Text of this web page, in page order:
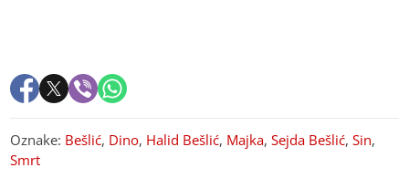
Oznake: Bešlić, Dino, Halid Bešlić, Majka,Sejda Bešlić,Sin,
Smrt